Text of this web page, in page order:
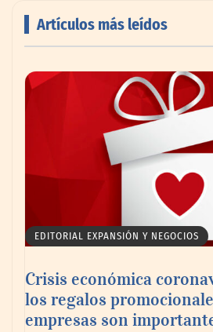
Toro Tapas inaugura su
experiencia desde
anochecer con cocina
Artículos más leídos
EDITORIAL EXPANSIÓN Y NEGOCIOS
Crisis económica
los regalos
empresas son